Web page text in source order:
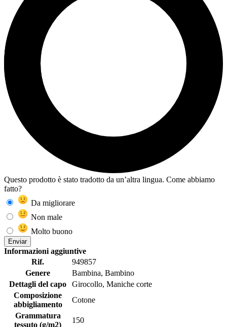
Questo prodotto è stato tradotto da un’altra lingua. Come abbiamo
fatto?
Da migliorare
Non male
Molto buono
Enviar
Informazioni aggiuntive
Rif.
949857
Genere
Bambina, Bambino
Dettagli del capo
Girocollo, Maniche corte
Composizione
abbigliamento
Cotone
Grammatura
tessuto (g/m2)
150